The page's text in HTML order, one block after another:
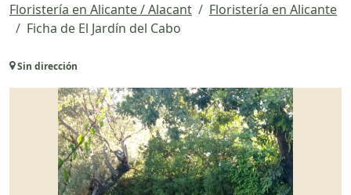
Floristería en Alicante / Alacant
Floristería en Alicante
Ficha de El Jardín del Cabo
Sin dirección